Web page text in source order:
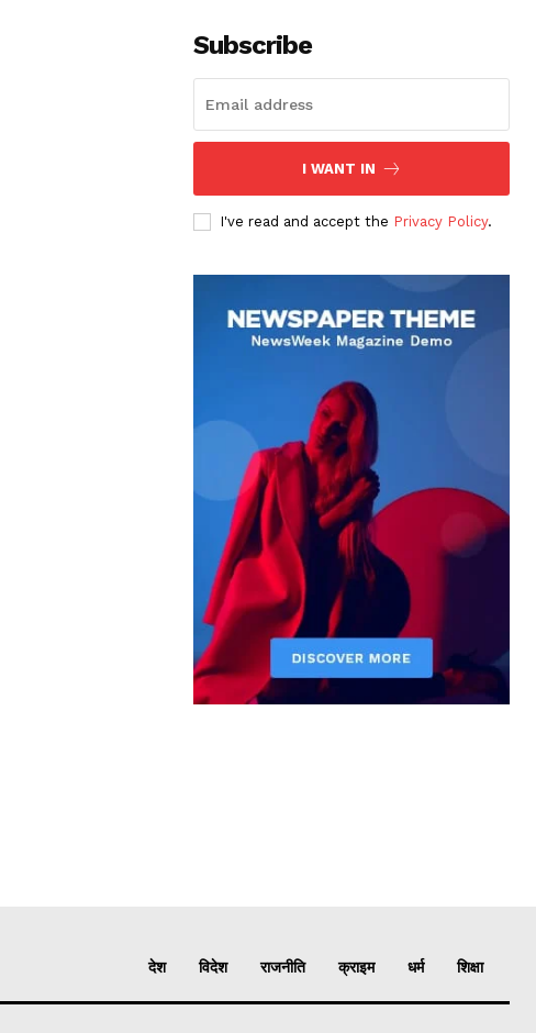
Subscribe
I WANT IN
I've read and accept the Privacy Policy.
देश विदेश राजनीति क्राइम धर्म शिक्षा